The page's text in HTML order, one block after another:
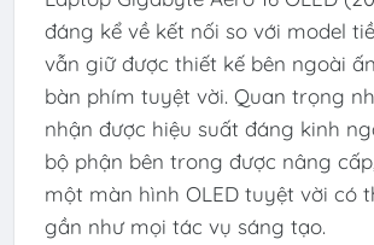
đáng kể về kết nối so với model
vẫn giữ được thiết kế bên ngoài
bàn phím tuyệt vời. Quan trọng
nhận được hiệu suất đáng kinh
bộ phận bên trong được nâng
một màn hình OLED tuyệt vời có
gần như mọi tác vụ sáng tạo.